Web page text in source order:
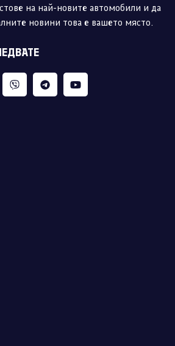
на най-новите автомобили и да
новини това е вашето място.